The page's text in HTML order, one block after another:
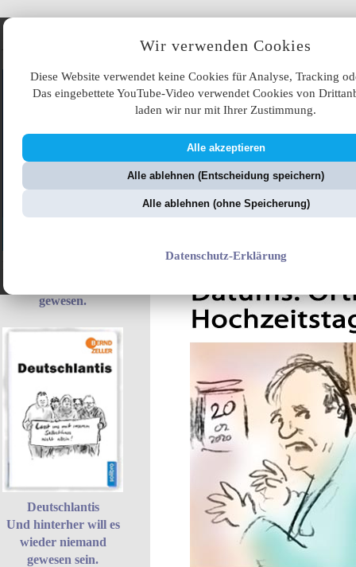
Wir verwenden Cookies
Diese Website verwendet keine Cookies für Analyse, Tracking
Das eingebettete YouTube-Video verwendet Cookies von
laden wir nur mit Ihrer Zustimmung.
Alle akzeptieren
Alle ablehnen (Entscheidung speichern)
Alle ablehnen (ohne Speicherung)
Datenschutz-Erklärung
Angebote
gewesen.
Deutschlantis
Und hinterher will es
wieder niemand
gewesen sein.